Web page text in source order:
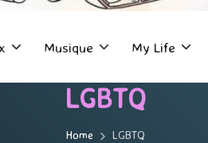
Musique My Life
LGBTQ
Home LGBTQ